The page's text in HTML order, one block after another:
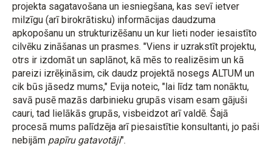
projekta sagatavošana un iesniegšana, kas sevī ietver
milzīgu (arī birokrātisku) informācijas daudzuma
apkopošanu un strukturizēšanu un kur lieti noder iesaistīto
cilvēku zināšanas un prasmes. "Viens ir uzrakstīt projektu,
otrs ir izdomāt un saplānot, kā mēs to realizēsim un kā
pareizi izrēķināsim, cik daudz projektā nosegs ALTUM un
cik būs jāsedz mums," Evija noteic, "lai līdz tam nonāktu,
savā pusē mazās darbinieku grupās visam esam gājuši
cauri, tad lielākās grupās, visbeidzot arī valdē. Šajā
procesā mums palīdzēja arī piesaistītie konsultanti, jo paši
nebijām papīru gatavotāji".